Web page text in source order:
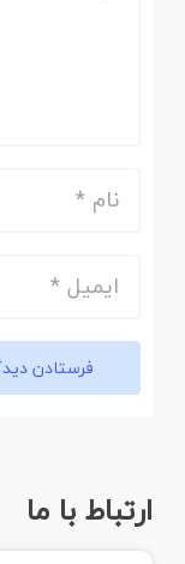
فرستادن
ارتباط با ما